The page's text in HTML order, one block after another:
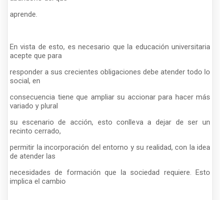
aprende.
En vista de esto, es necesario que la educación universitaria
acepte que para
responder a sus crecientes obligaciones debe atender todo lo
social, en
consecuencia tiene que ampliar su accionar para hacer más
variado y plural
su escenario de acción, esto conlleva a dejar de ser un
recinto cerrado,
permitir la incorporación del entorno y su realidad, con la idea
de atender las
necesidades de formación que la sociedad requiere. Esto
implica el cambio